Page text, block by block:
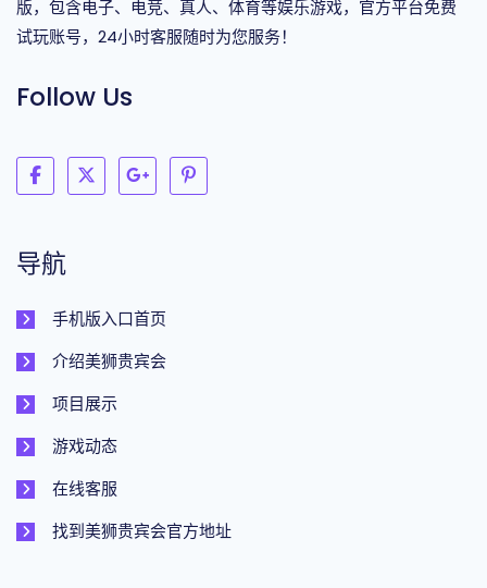
版，包含电子、电竞、真人、体育等娱乐游戏，官方平台免费
试玩账号，24小时客服随时为您服务！
Follow Us
导航
手机版入口首页
介绍美狮贵宾会
项目展示
游戏动态
在线客服
找到美狮贵宾会官方地址